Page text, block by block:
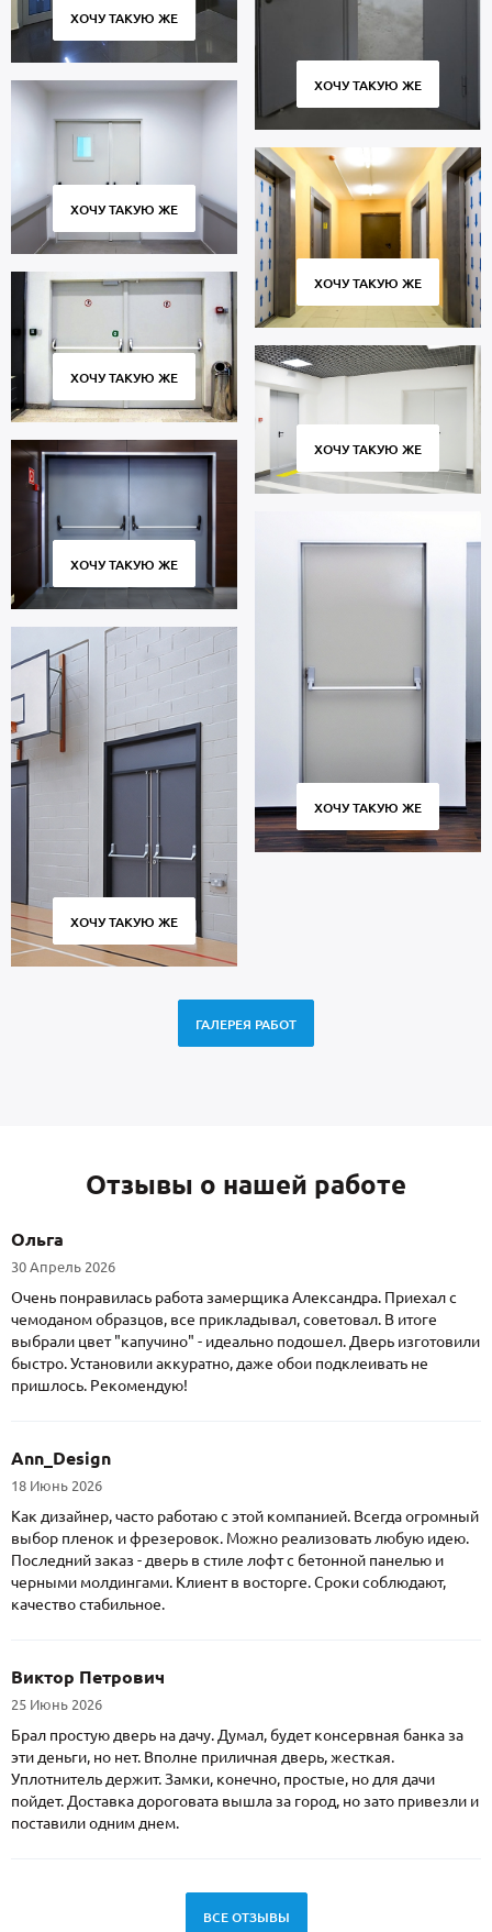
ХОЧУ ТАКУЮ ЖЕ
ХОЧУ ТАКУЮ ЖЕ
ХОЧУ ТАКУЮ ЖЕ
ХОЧУ ТАКУЮ ЖЕ
ХОЧУ ТАКУЮ ЖЕ
ХОЧУ ТАКУЮ ЖЕ
ХОЧУ ТАКУЮ ЖЕ
ХОЧУ ТАКУЮ ЖЕ
ХОЧУ ТАКУЮ ЖЕ
ГАЛЕРЕЯ РАБОТ
Отзывы о нашей работе
Ольга
30 Апрель 2026
Очень понравилась работа замерщика Александра. Приехал с
чемоданом образцов, все прикладывал, советовал. В итоге
выбрали цвет "капучино" - идеально подошел. Дверь изготовили
быстро. Установили аккуратно, даже обои подклеивать не
пришлось. Рекомендую!
Ann_Design
18 Июнь 2026
Как дизайнер, часто работаю с этой компанией. Всегда огромный
выбор пленок и фрезеровок. Можно реализовать любую идею.
Последний заказ - дверь в стиле лофт с бетонной панелью и
черными молдингами. Клиент в восторге. Сроки соблюдают,
качество стабильное.
Виктор Петрович
25 Июнь 2026
Брал простую дверь на дачу. Думал, будет консервная банка за
эти деньги, но нет. Вполне приличная дверь, жесткая.
Уплотнитель держит. Замки, конечно, простые, но для дачи
пойдет. Доставка дороговата вышла за город, но зато привезли и
поставили одним днем.
ВСЕ ОТЗЫВЫ